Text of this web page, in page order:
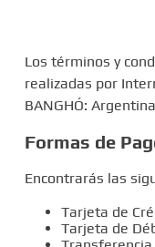
Los términos y
realizadas por
BANGHÓ:
Formas de
Encontrarás las
Tarjeta de
Tarjeta de